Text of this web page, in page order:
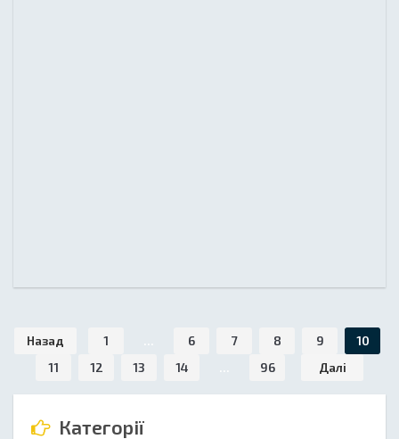
Назад 1 6 7 8 9
10
11
12 13 14 96 Далі
Категорії